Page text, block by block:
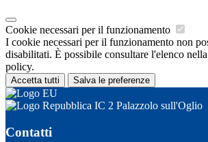
Cookie necessari per il funzionamento
I cookie necessari per il funzionamento non
disabilitati. È possibile consultare l'elenco
policy.
Accetta tutti Salva le preferenze
IC 2 Palazzolo sull'Oglio
Contatti